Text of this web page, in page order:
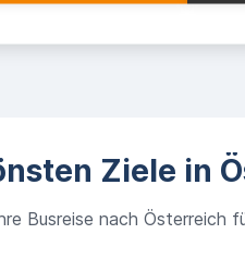
Ziele in
Busreise nach Österreich